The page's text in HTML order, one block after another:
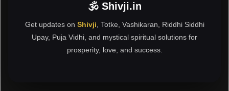
🕉 Shivji.in
Get updates on Shivji , Totke, Vashikaran, Riddhi Siddhi
Upay, Puja Vidhi, and mystical spiritual solutions for
prosperity, love, and success.